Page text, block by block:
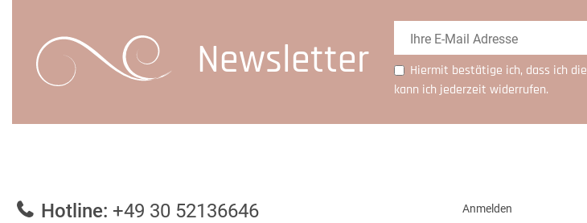
Newsletter Hiermit bestätige ich, dass ich die
kann ich jederzeit widerrufen.
Hotline: +49 30 52136646
Anmelden